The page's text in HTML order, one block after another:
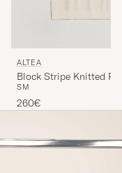
ALTEA
Block Stripe Knitted
White
SM
260€